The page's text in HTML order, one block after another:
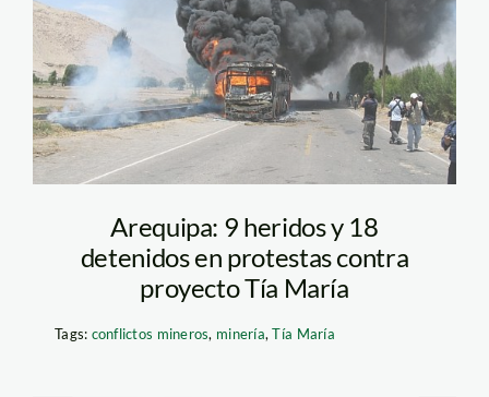
islay_elcomercio
Arequipa: 9 heridos y 18
detenidos en protestas contra
proyecto Tía María
Tags: conflictos mineros, minería,Tía María